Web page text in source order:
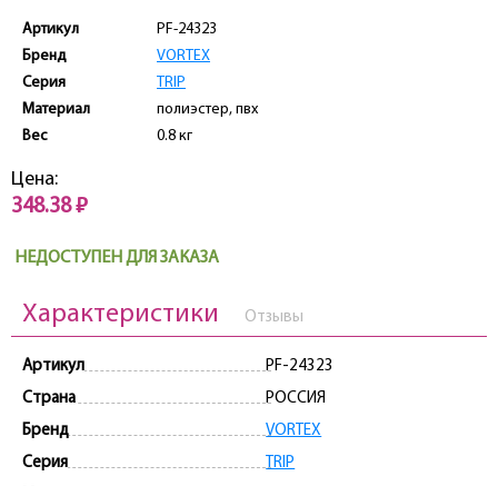
Артикул
PF-24323
Бренд
VORTEX
Серия
TRIP
Материал
полиэстер, пвх
Вес
0.8 кг
Цена:
348.38 ₽
НЕДОСТУПЕН ДЛЯ ЗАКАЗА
Характеристики Отзывы
Артикул
PF-24323
Страна
РОССИЯ
Бренд
VORTEX
Серия
TRIP